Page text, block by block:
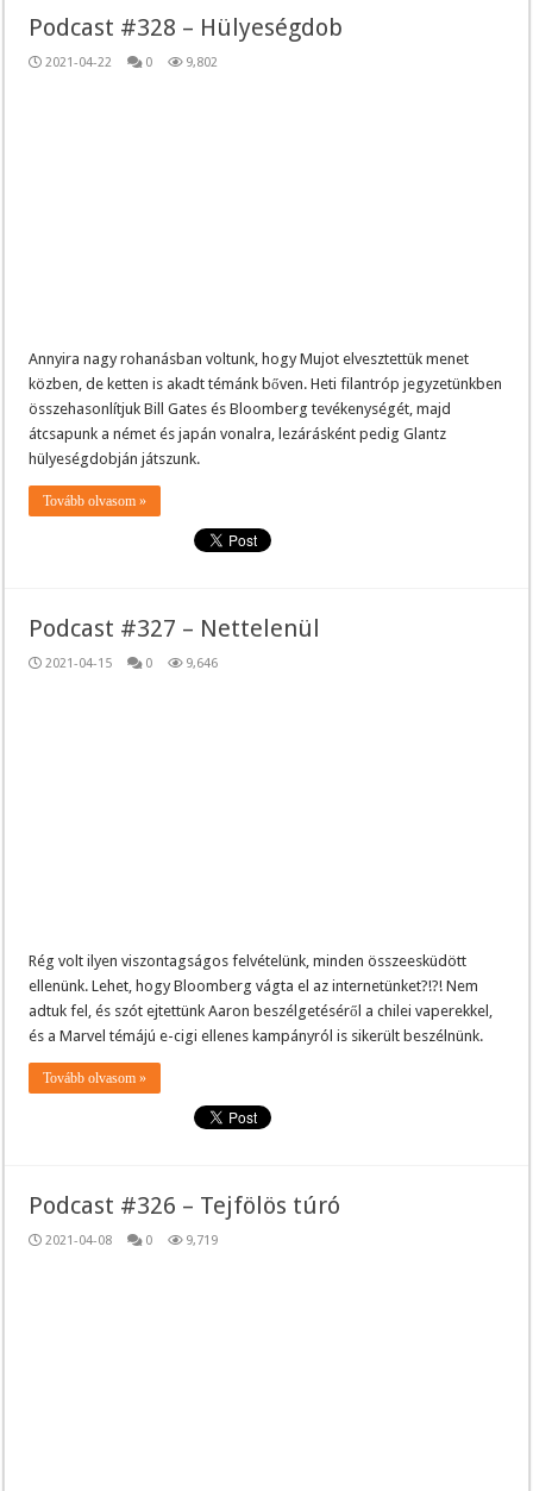
Podcast #328 – Hülyeségdob
2021-04-22 0 9,802
Annyira nagy rohanásban voltunk, hogy Mujot elvesztettük menet
közben, de ketten is akadt témánk bőven. Heti filantróp jegyzetünkben
összehasonlítjuk Bill Gates és Bloomberg tevékenységét, majd
átcsapunk a német és japán vonalra, lezárásként pedig Glantz
hülyeségdobján játszunk.
Tovább olvasom »
Podcast #327 – Nettelenül
2021-04-15 0 9,646
Rég volt ilyen viszontagságos felvételünk, minden összeesküdött
ellenünk. Lehet, hogy Bloomberg vágta el az internetünket?!?! Nem
adtuk fel, és szót ejtettünk Aaron beszélgetéséről a chilei vaperekkel,
és a Marvel témájú e-cigi ellenes kampányról is sikerült beszélnünk.
Tovább olvasom »
Podcast #326 – Tejfölös túró
2021-04-08 0 9,719